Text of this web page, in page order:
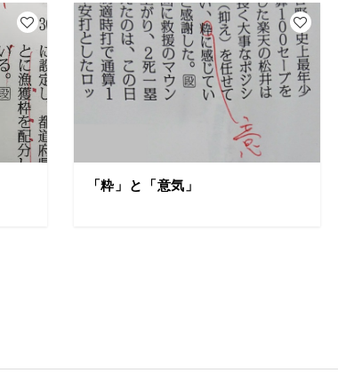
「粋」と「意気」